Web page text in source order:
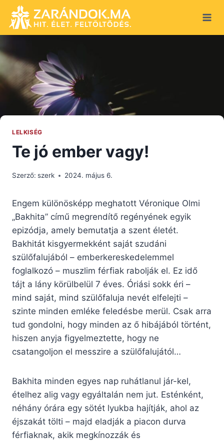
content
LELKISÉG
Te jó ember vagy!
Szerző: szerk 2024. május 6.
Engem különösképp meghatott Véronique Olmi
„Bakhita” című megrendítő regényének egyik
epizódja, amely bemutatja a szent életét.
Bakhitát kisgyermekként saját szudáni
szülőfalujából – emberkereskedelemmel
foglalkozó – muszlim férfiak rabolják el. Ez idő
tájt a lány körülbelül 7 éves. Óriási sokk éri –
mind saját, mind szülőfaluja nevét elfelejti –
szinte minden emléke feledésbe merül. Csak arra
tud gondolni, hogy minden az ő hibájából történt,
hiszen anyja figyelmeztette, hogy ne
csatangoljon el messzire a szülőfalujától…
Bakhita minden egyes nap ruhátlanul jár-kel,
ételhez alig vagy egyáltalán nem jut. Esténként,
néhány órára egy sötét lyukba hajítják, ahol az
éjszakát tölti – majd eladják a piacon durva
férfiaknak, akik megkínozzák és